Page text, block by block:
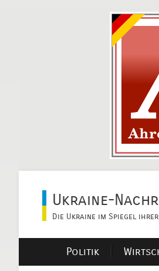
Ukraine-
Die Ukraine im Spiegel ihrer
Politik